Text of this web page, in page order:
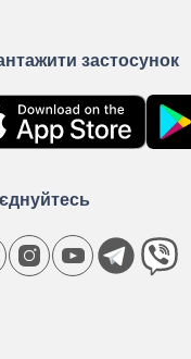
застосунок